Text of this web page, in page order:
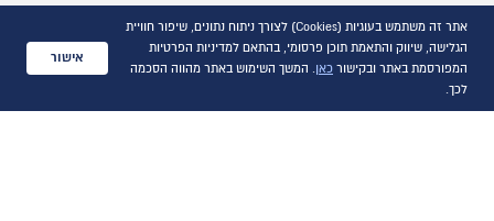
שעות פעילות מוקד שירות לקוחות:
א' - ד':
09:00 - 16:30
ה :
09:00 - 16:00
אתר זה משתמש בעוגיות (Cookies) לצורך ניתוח נתונים, שיפור חוויית
הגלישה, שיווק והתאמת תוכן פרסומי, בהתאם למדיניות הפרטיות
המפורסמת באתר ובקישור כאן. המשך השימוש באתר מהווה הסכמה
לכך.
אישור